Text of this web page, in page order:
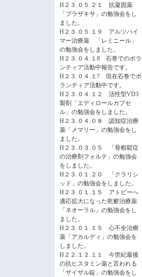
H２３.０５.２１ 抗凝固薬
「プラザキサ」の勉強会をし
ました。
H２３.０５.１９ アルツハイ
マー治療薬 「レミニール」
の勉強会をしました。
H２３.０４.１8 石巻でのボラ
ンティア活動中報告です。
H２３.０４.１7 現在石巻でボ
ランティア活動中です。
H２３.０４.１２ 活性型VD3
製剤「エディロールカプセ
ル」の勉強会をしました。
H２３.０４.０８ 認知症治療
薬「メマリー」の勉強会をし
ました。
H２３.０３.０５ 「骨粗鬆症
の治療剤フォルテ」の勉強会
をしました。
H２３.０１.２０ 「クラリシ
ッド」の勉強会をしました。
H２３.０１.１５ アトピーへ
適応拡大になった乾癬治療薬
「ネオーラル」の勉強会をし
ました。
H２３.０１.１５ 心不全治療
薬「アカルディ」の勉強会を
しました。
H２２.１２.１１ 今世紀最後
の抗ヒスタミン薬と言われる
「ザイザル錠」の勉強会をし